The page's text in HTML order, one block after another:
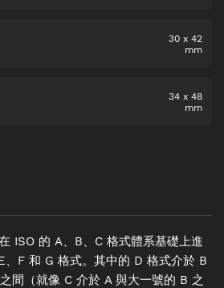
30 x 42
mm
34 x 48
mm
ISO 的 A、B、C 格式體系基礎上進
、F 和 G 格式。其中的 D 格式介於 B
間（就像 C 介於 A 與大一號的 B 之